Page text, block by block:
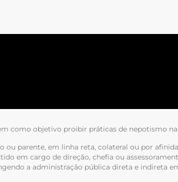
como objetivo proibir práticas de nepotismo
parente, em linha reta, colateral ou por
em cargo de direção, chefia ou
a administração pública direta e indireta